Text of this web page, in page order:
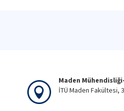
Maden
İTÜ Maden Fakültesi,